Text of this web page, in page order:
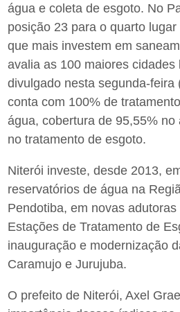
água e coleta de esgoto. No
posição 23 para o quarto
que mais investem em
avalia as 100 maiores cidades
divulgado nesta segunda-feira
conta com 100% de
água, cobertura de 95,55%
no tratamento de esgoto.
Niterói investe, desde 2013,
reservatórios de água na
Pendotiba, em novas
Estações de Tratamento de
inauguração e modernização
Caramujo e Jurujuba.
O prefeito de Niterói, Axel